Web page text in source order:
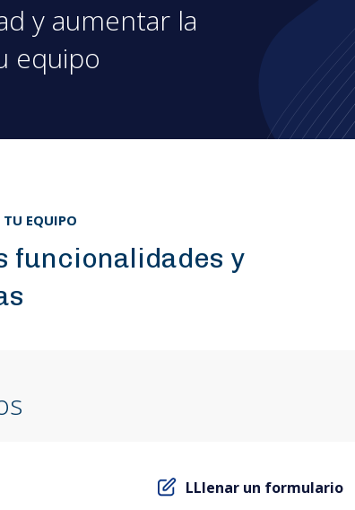
y aumentar la
equipo
TU EQUIPO
funcionalidades y
LLlenar un formulario